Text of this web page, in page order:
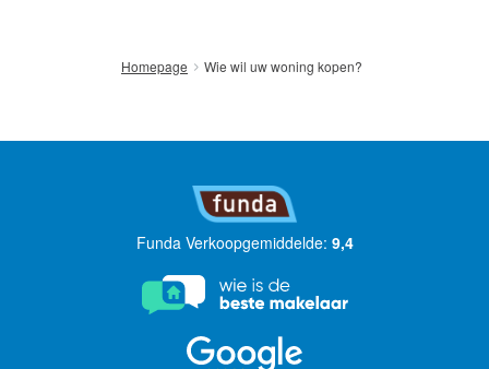
Homepage Wie wil uw woning kopen?
Funda Verkoopgemiddelde: 9,4